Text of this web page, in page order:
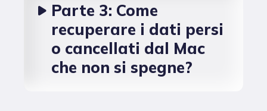
Parte 3: Come
recuperare i dati persi
o cancellati dal Mac
che non si spegne?